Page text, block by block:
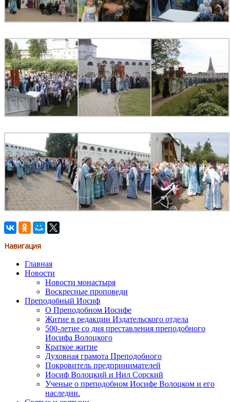
Навигация
Главная
Новости
Новости монастыря
Воскресные проповеди
Преподобный Иосиф
О Преподобном Иосифе
Житие в редакции Издательского отдела
500-летие со дня преставления преподобного
Иосифа Волоцкого
Краткое житие
Духовная грамота Преподобного
Покровитель предпринимателей
Иосиф Волоцкий и Нил Сорский
Ученые о преподобном Иосифе Волоцком и его
наследии.